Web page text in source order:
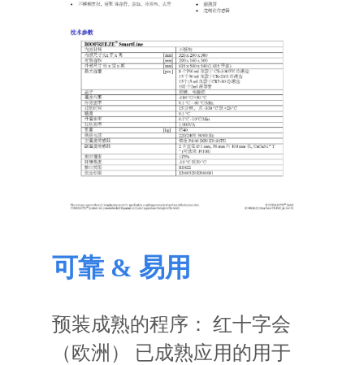
可靠 & 易用
预装成熟的程序 ： 红十字会
（ 欧洲） 已成熟应用的用于